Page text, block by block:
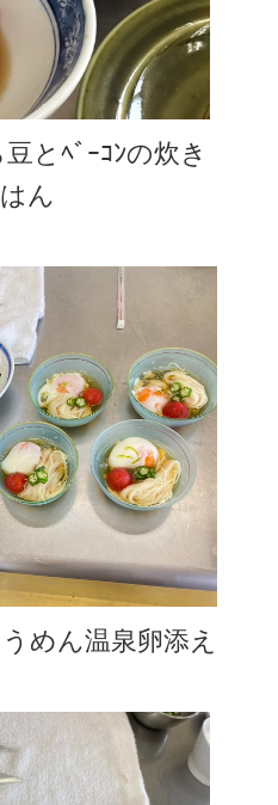
とﾍﾞｰｺﾝの炊き
ん
めん温泉卵添え